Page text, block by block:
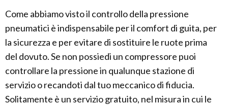
Come abbiamo visto il controllo della pressione
pneumatici è indispensabile per il comfort di guita, per
la sicurezza e per evitare di sostituire le ruote prima
del dovuto. Se non possiedi un compressore puoi
controllare la pressione in qualunque stazione di
servizio o recandoti dal tuo meccanico di fiducia.
Solitamente è un servizio gratuito, nel misura in cui le